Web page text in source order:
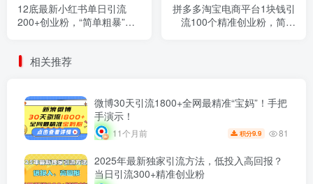
12底最新小红书单日引流
200+创业粉，“简单粗暴”引
不完
拼多多淘宝电商平台1块钱引
流100个精准创业粉，简单
相关推荐
微博30天引流1800+全网最精准“宝妈”！手把
手演示！
11个月前 积分9.9 81
2025年最新独家引流方法，低投入高回报？
当日引流300+精准创业粉